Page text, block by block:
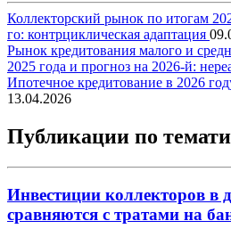
Коллекторский рынок по итогам
го: контрциклическая адаптация
Рынок кредитования малого и
2025 года и прогноз на 2026-й:
Ипотечное кредитование в 2026
13.04.2026
Публикации по
Инвестиции коллекторов
сравняются с тратами на